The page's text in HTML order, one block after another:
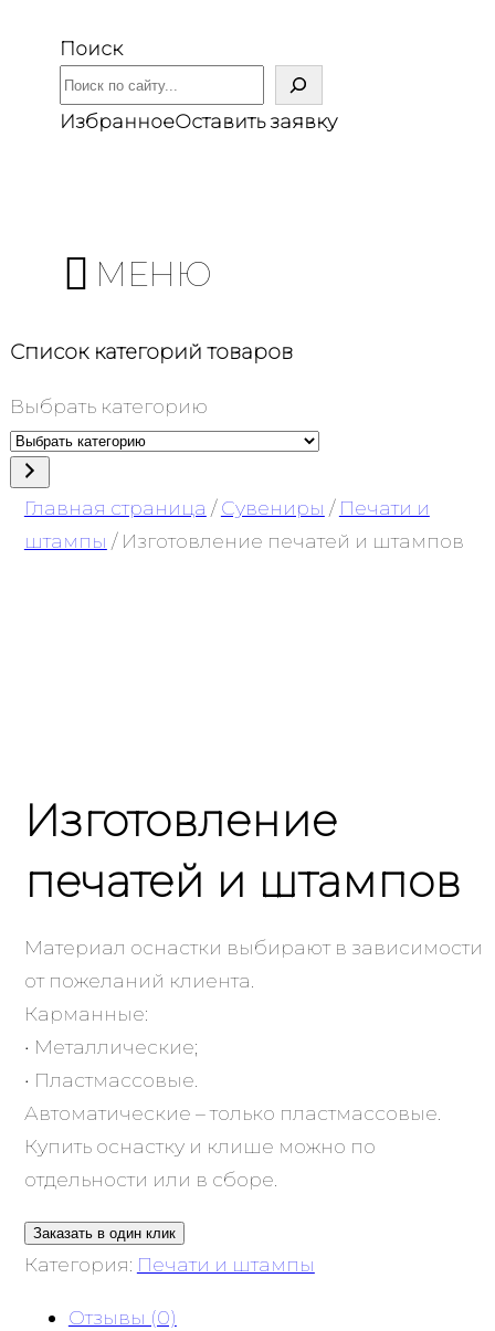
Поиск
ИзбранноеОставить заявку
МЕНЮ
Список категорий товаров
Выбрать категорию
Главная страница /Сувениры / Печати и
штампы / Изготовление печатей и штампов
Изготовление
печатей и штампов
Материал оснастки выбирают в зависимости
от пожеланий клиента.
Карманные:
• Металлические;
• Пластмассовые.
Автоматические – только пластмассовые.
Купить оснастку и клише можно по
отдельности или в сборе.
Заказать в один клик
Категория: Печати и штампы
Отзывы (0)